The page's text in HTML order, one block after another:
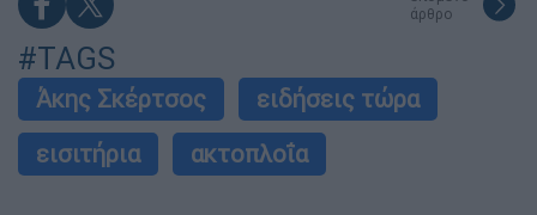
άρθρο
#TAGS
Άκης Σκέρτσος
ειδήσεις τώρα
εισιτήρια
ακτοπλοΐα